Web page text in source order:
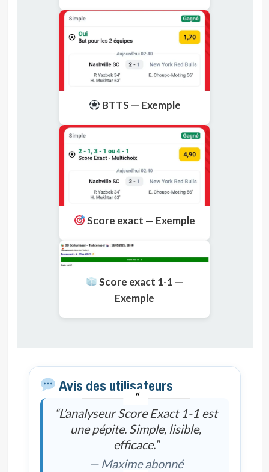
BTTS — Exemple
Score exact — Exemple
Score exact 1-1 —
Exemple
Avis des utilisateurs
“L’analyseur Score Exact 1-1 est
une pépite. Simple, lisible,
efficace.”
— Maxime abonné